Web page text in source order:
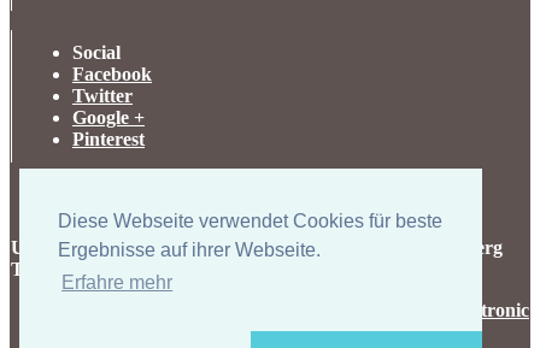
Diese Webseite verwendet Cookies für beste
Ergebnisse auf ihrer Webseite.
Erfahre mehr
Social
Facebook
Twitter
Google +
Pinterest
UK-electronic Jonas Lauer Ringstrasse 8 66894 Krähenberg
Tel. +49 (0)171 5347831
uk-electronic